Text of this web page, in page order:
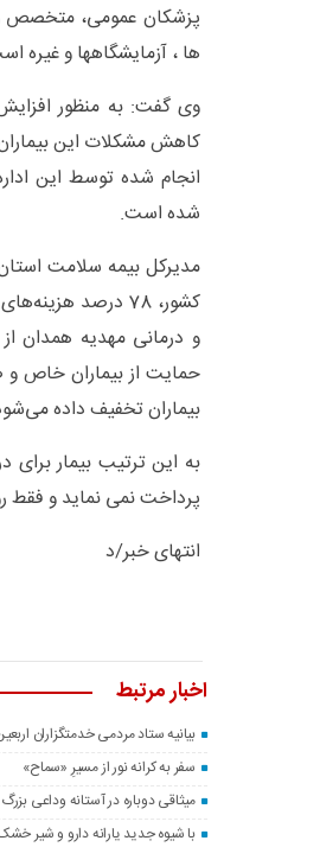
پزشکان عمومی، متخصص و
ها ، آزمایشگاهها و غیره
وی گفت: به منظور
کاهش مشکلات این
انجام شده توسط این
شده است.
مدیرکل بیمه سلامت
کشور، 78 درصد
و درمانی مهدیه همدان
حمایت از بیماران خاص و
بیماران تخفیف داده
به این ترتیب بیمار برای
پرداخت نمی نماید و فقط
انتهای خبر/د
اخبار مرتبط
بیانیه ستاد مردمی خدمتگزاران
سفر به کرانه‌ نور از مسیرِ «سماح»
میثاقی دوباره در آستانه‌ وداعی بزرگ
با شیوه جدید یارانه دارو و شیر